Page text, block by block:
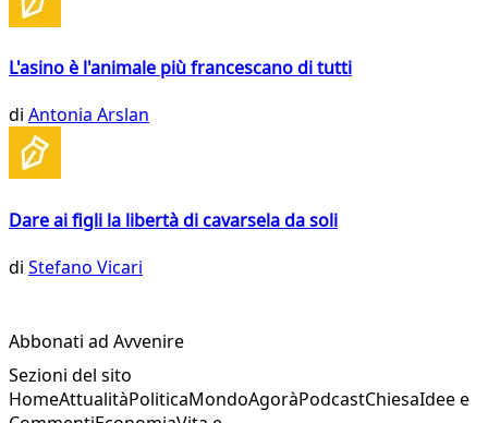
L'asino è l'animale più francescano di tutti
di Antonia Arslan
Dare ai figli la libertà di cavarsela da soli
di Stefano Vicari
Abbonati ad Avvenire
Sezioni del sito
HomeAttualitàPoliticaMondoAgoràPodcastChiesaIdee e